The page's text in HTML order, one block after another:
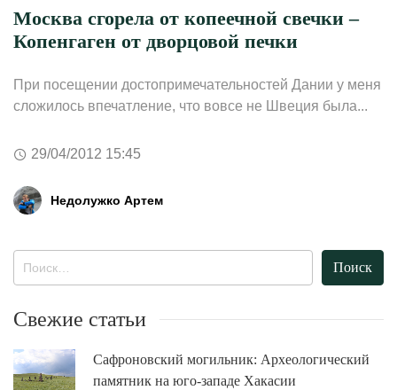
Москва сгорела от копеечной свечки –
Копенгаген от дворцовой печки
При посещении достопримечательностей Дании у меня
сложилось впечатление, что вовсе не Швеция была...
29/04/2012 15:45
Недолужко Артем
Свежие статьи
Сафроновский могильник: Археологический
памятник на юго-западе Хакасии